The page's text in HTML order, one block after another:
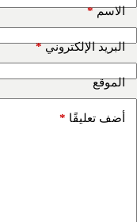
الاسم*
البريد الإلكتروني*
الموقع
أضف تعليقًا *